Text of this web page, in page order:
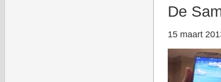
De
15 maart